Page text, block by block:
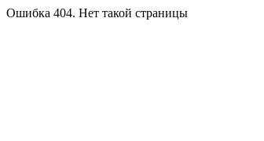
Ошибка 404. Нет такой страницы